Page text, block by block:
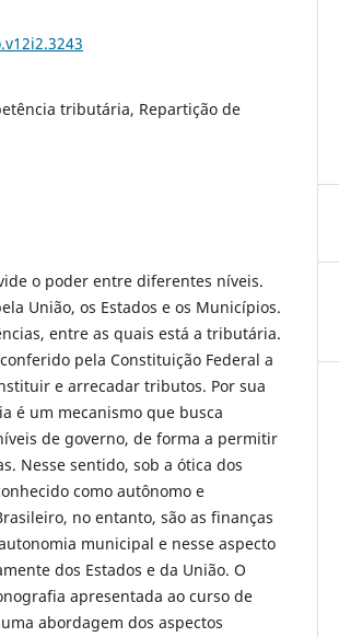
tributária, Repartição de
o poder entre diferentes níveis.
União, os Estados e os Municípios.
entre as quais está a tributária.
pela Constituição Federal a
e arrecadar tributos. Por sua
é um mecanismo que busca
de governo, de forma a permitir
Nesse sentido, sob a ótica dos
como autônomo e
no entanto, são as finanças
municipal e nesse aspecto
dos Estados e da União. O
apresentada ao curso de
abordagem dos aspectos